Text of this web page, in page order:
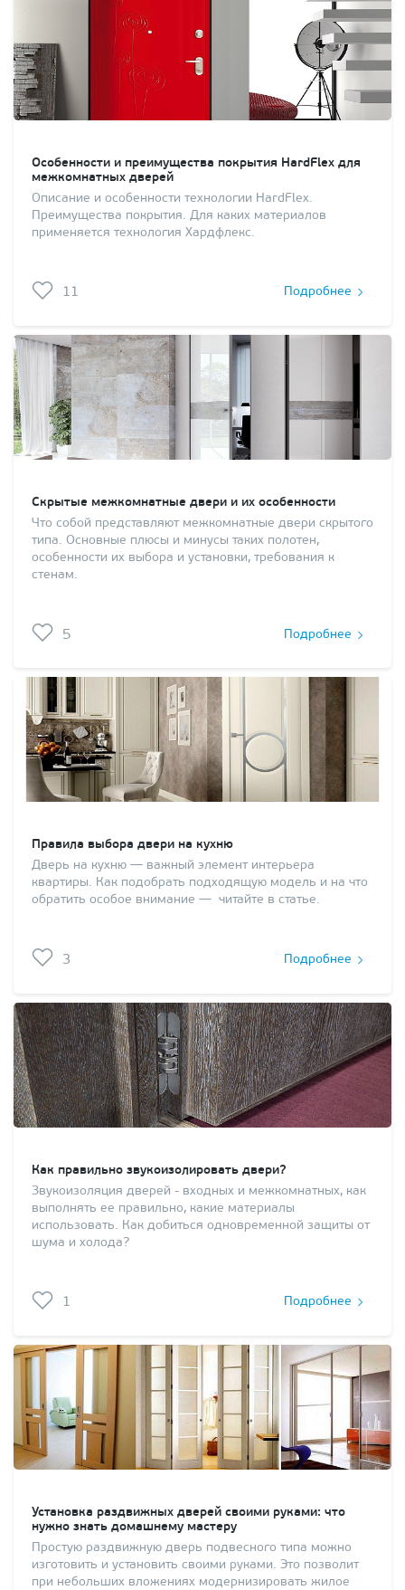
Особенности и преимущества покрытия HardFlex для
межкомнатных дверей
Описание и особенности технологии HardFlex.
Преимущества покрытия. Для каких материалов
применяется технология Хардфлекс.
11 Подробнее
Скрытые межкомнатные двери и их особенности
Что собой представляют межкомнатные двери скрытого
типа. Основные плюсы и минусы таких полотен,
особенности их выбора и установки, требования к
стенам.
5 Подробнее
Правила выбора двери на кухню
Дверь на кухню — важный элемент интерьера
квартиры. Как подобрать подходящую модель и на что
обратить особое внимание — читайте в статье.
3 Подробнее
Как правильно звукоизолировать двери?
Звукоизоляция дверей - входных и межкомнатных, как
выполнять ее правильно, какие материалы
использовать. Как добиться одновременной защиты от
шума и холода?
1 Подробнее
Установка раздвижных дверей своими руками: что
нужно знать домашнему мастеру
Простую раздвижную дверь подвесного типа можно
изготовить и установить своими руками. Это позволит
при небольших вложениях модернизировать жилое